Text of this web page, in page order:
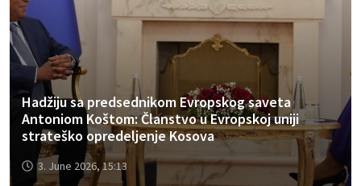
Hadžiju sa predsednikom Evropskog saveta
Antoniom Koštom: Članstvo u Evropskoj uniji
strateško opredeljenje Kosova
3. June 2026, 15:13